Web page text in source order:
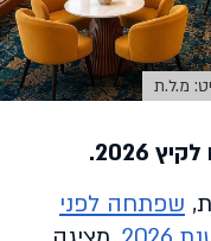
מ.ל.ת
2026.
שפתחה לפני